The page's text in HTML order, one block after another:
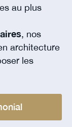
au plus
, nos
architecture
les